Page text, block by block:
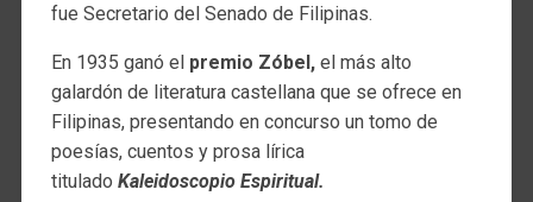
fue Secretario del Senado de Filipinas.
En 1935 ganó el premio Zóbel,el más alto
galardón de literatura castellana que se ofrece en
Filipinas, presentando en concurso un tomo de
poesías, cuentos y prosa lírica
titulado Kaleidoscopio Espiritual.